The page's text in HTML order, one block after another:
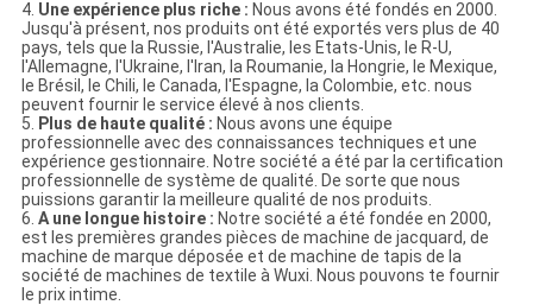
4. Une expérience plus riche : Nous avons été fondés en 2000.
Jusqu'à présent, nos produits ont été exportés vers plus de 40
pays, tels que la Russie, l'Australie, les Etats-Unis, le R-U,
l'Allemagne, l'Ukraine, l'Iran, la Roumanie, la Hongrie, le Mexique,
le Brésil, le Chili, le Canada, l'Espagne, la Colombie, etc. nous
peuvent fournir le service élevé à nos clients.
5.
Plus de haute qualité : Nous avons une équipe
professionnelle avec des connaissances techniques et une
expérience gestionnaire. Notre société a été par la certification
professionnelle de système de qualité. De sorte que nous
puissions garantir la meilleure qualité de nos produits.
6. A une longue histoire : Notre société a été fondée en 2000,
est les premières grandes pièces de machine de jacquard, de
machine de marque déposée et de machine de tapis de la
société de machines de textile à Wuxi. Nous pouvons te fournir
le prix intime.